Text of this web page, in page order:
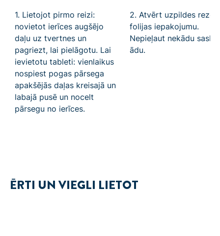
1. Lietojot pirmo reizi:
novietot ierīces augšējo
daļu uz tvertnes un
pagriezt, lai pielāgotu. Lai
ievietotu tableti: vienlaikus
nospiest pogas pārsega
apakšējās daļas kreisajā un
labajā pusē un nocelt
pārsegu no ierīces.
2. Atvērt uzpildes
folijas iepakojumu.
Nepieļaut nekādu
ādu.
ĒRTI UN VIEGLI LIETOT